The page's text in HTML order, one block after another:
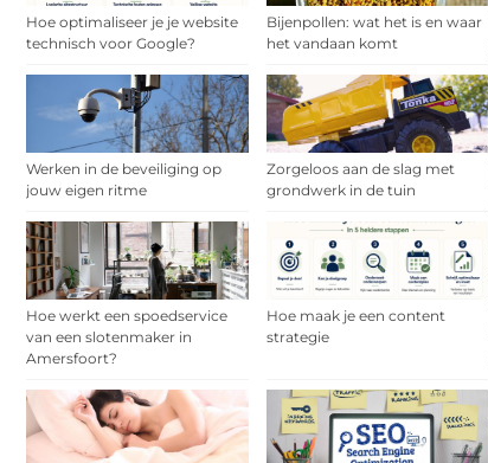
Hoe optimaliseer je je website
technisch voor Google?
Bijenpollen: wat het is en waar
het vandaan komt
Werken in de beveiliging op
jouw eigen ritme
Zorgeloos aan de slag met
grondwerk in de tuin
Hoe werkt een spoedservice
van een slotenmaker in
Amersfoort?
Hoe maak je een content
strategie